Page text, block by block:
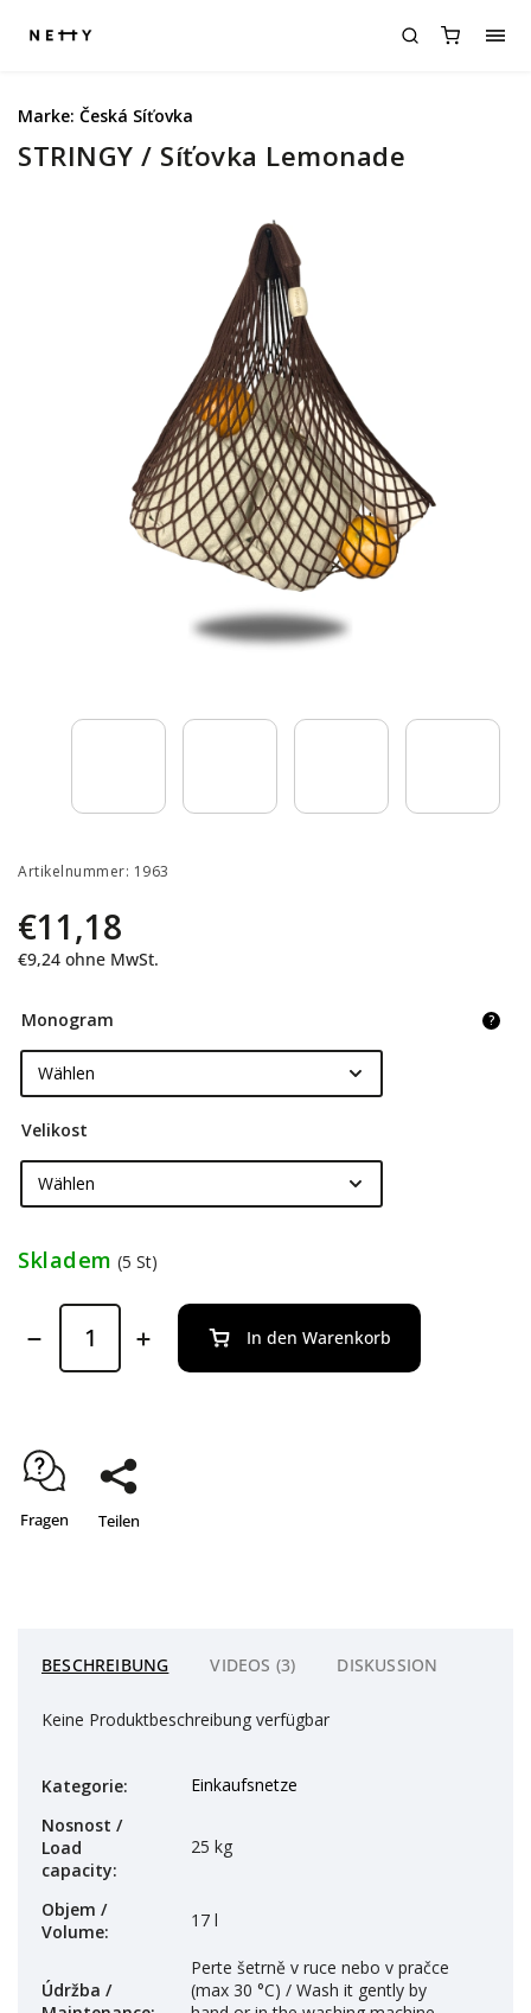
STRINGY / Síťovka Lemonade
Artikelnummer: 1963
€11,18
€9,24 ohne MwSt.
Marke: Česká Síťovka
Monogram ?
Velikost
Skladem (5 St)
In den Warenkorb
Fragen Teilen
BESCHREIBUNG VIDEOS (3) DISKUSSION
Keine Produktbeschreibung verfügbar
Kategorie:
Einkaufsnetze
Nosnost /
Load
capacity:
25 kg
Objem /
Volume:
17 l
Údržba /
Perte šetrně v ruce nebo v pračce
(max 30 °C) / Wash it gently by